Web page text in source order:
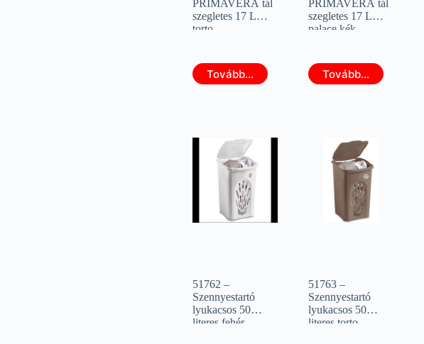
PRIMAVERA tál
szegletes 17 L
torto
Tovább...
PRIMAVERA tál
szegletes 17 L
palace kék
Tovább...
51762 –
Szennyestartó
lyukacsos 50
literes fehér
51763 –
Szennyestartó
lyukacsos 50
literes torto